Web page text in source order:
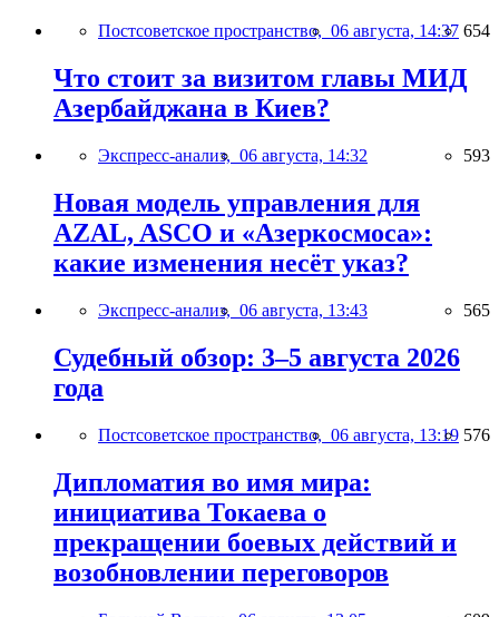
Постсоветское пространство, 06 августа, 14:37 654
Что стоит за визитом главы МИД
Азербайджана в Киев?
Экспресс-анализ, 06 августа, 14:32 593
Новая модель управления для
AZAL, ASCO и «Азеркосмоса»:
какие изменения несёт указ?
Экспресс-анализ, 06 августа, 13:43 565
Судебный обзор: 3–5 августа 2026
года
Постсоветское пространство, 06 августа, 13:19 576
Дипломатия во имя мира:
инициатива Токаева о
прекращении боевых действий и
возобновлении переговоров